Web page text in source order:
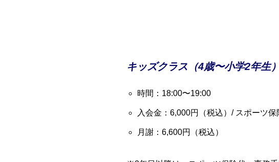
キッズクラス（4歳〜小学2年生）
時間：18:00〜19:00
入会金：6,000円（税込）/ スポーツ
月謝：6,600円（税込）